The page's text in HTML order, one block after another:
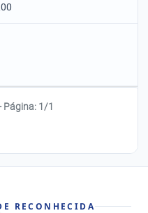
Página: 1/1
RECONHECIDA